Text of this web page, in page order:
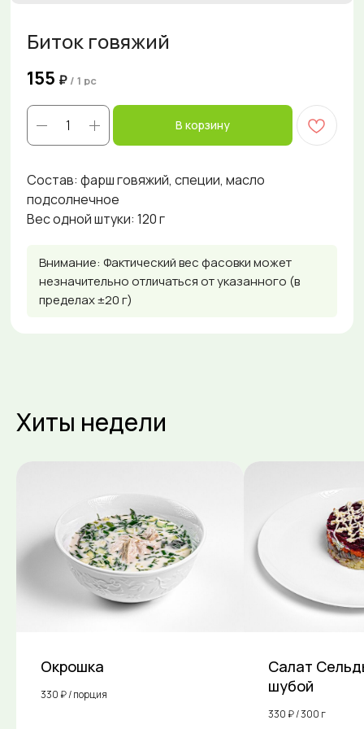
Биток говяжий
155 ₽ / 1 pc
В корзину
Состав: фарш говяжий, специи, масло
подсолнечное
Вес одной штуки: 120 г
Внимание: Фактический вес фасовки может
незначительно отличаться от указанного (в
пределах ±20 г)
Хиты недели
Окрошка
330 ₽ / порция
Салат
шубой
330 ₽ / 300 г